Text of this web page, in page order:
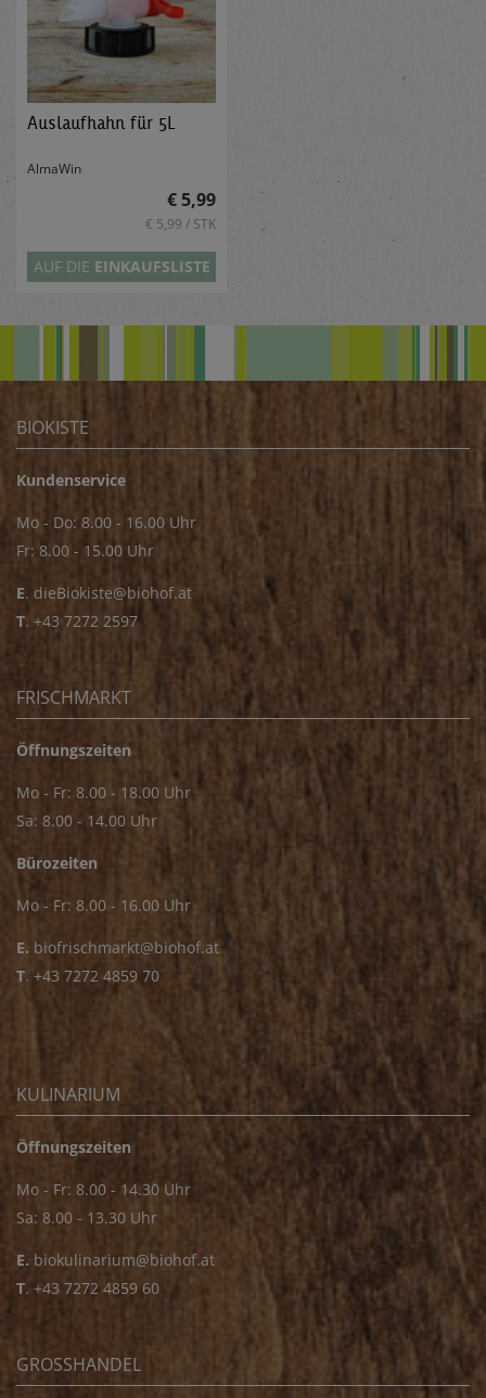
Auslaufhahn für 5L
AlmaWin
€ 5,99
€ 5,99 / STK
AUF DIE EINKAUFSLISTE
BIOKISTE
Kundenservice
Mo - Do: 8.00 - 16.00 Uhr
Fr: 8.00 - 15.00 Uhr
E. dieBiokiste@biohof.at
T. +43 7272 2597
FRISCHMARKT
Öffnungszeiten
Mo - Fr: 8.00 - 18.00 Uhr
Sa: 8.00 - 14.00 Uhr
Bürozeiten
Mo - Fr: 8.00 - 16.00 Uhr
E. biofrischmarkt@biohof.at
T. +43 7272 4859 70
KULINARIUM
Öffnungszeiten
Mo - Fr: 8.00 - 14.30 Uhr
Sa: 8.00 - 13.30 Uhr
E. biokulinarium@biohof.at
T. +43 7272 4859 60
GROSSHANDEL